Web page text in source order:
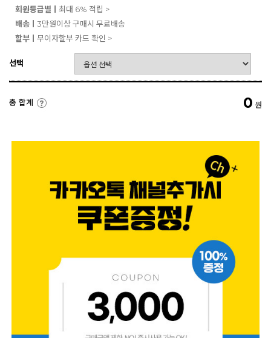
회원등급별ㅣ 최대 6% 적립 >
배송ㅣ 3만원이상 구매시 무료배송
할부ㅣ 무이자할부 카드 확인 >
선택
총 합계 0 원